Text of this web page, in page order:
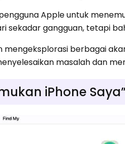
Apple untuk
sekadar gangguan, tetapi
mengeksplorasi berbagai
masalah dan
iPhone